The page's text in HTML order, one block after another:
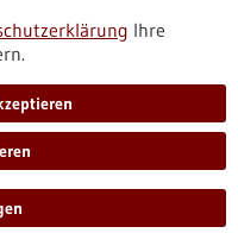
das Erbgut gesunder
unter Ulmer Leitung
gegen
Peptid.
gegen-
gegen-
und-bestrahlung-
Ihre